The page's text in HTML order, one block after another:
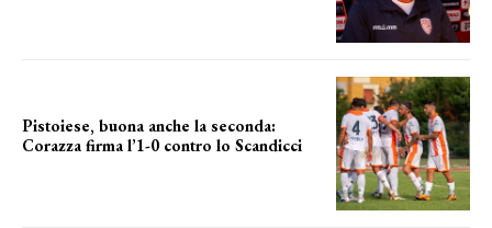
Pistoiese, buona anche la seconda:
Corazza firma l’1-0 contro lo Scandicci